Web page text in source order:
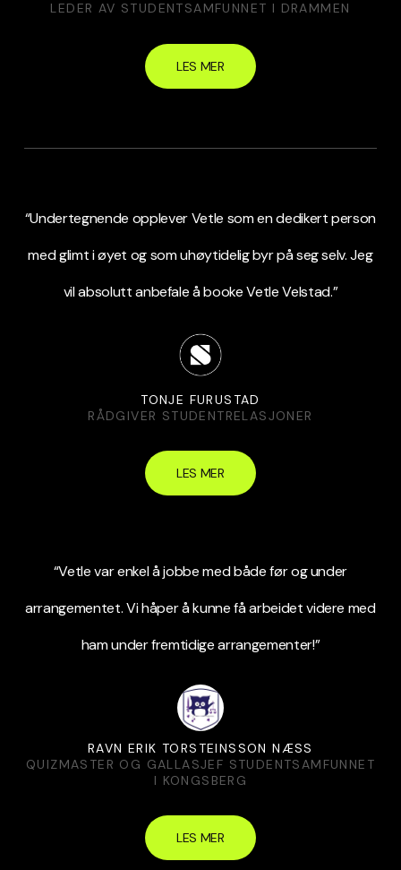
LEDER AV STUDENTSAMFUNNET I DRAMMEN
LES MER
“Undertegnende opplever Vetle som en dedikert person
med glimt i øyet og som uhøytidelig byr på seg selv. Jeg
vil absolutt anbefale å booke Vetle Velstad.”
TONJE FURUSTAD
RÅDGIVER STUDENTRELASJONER
LES MER
“Vetle var enkel å jobbe med både før og under
arrangementet. Vi håper å kunne få arbeidet videre med
ham under fremtidige arrangementer!”
RAVN ERIK TORSTEINSSON NÆSS
QUIZMASTER OG GALLASJEF STUDENTSAMFUNNET
I KONGSBERG
LES MER